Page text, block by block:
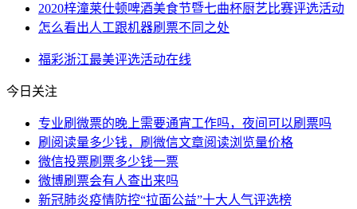
2020梓潼莱仕顿啤酒美食节暨七曲杯厨艺比赛评选活动
怎么看出人工跟机器刷票不同之处
福彩浙江最美评选活动在线
今日关注
专业刷微票的晚上需要通宵工作吗，夜间可以刷票吗
刷阅读量多少钱，刷微信文章阅读浏览量价格
微信投票刷票多少钱一票
微博刷票会有人查出来吗
新冠肺炎疫情防控“拉面公益”十大人气评选榜